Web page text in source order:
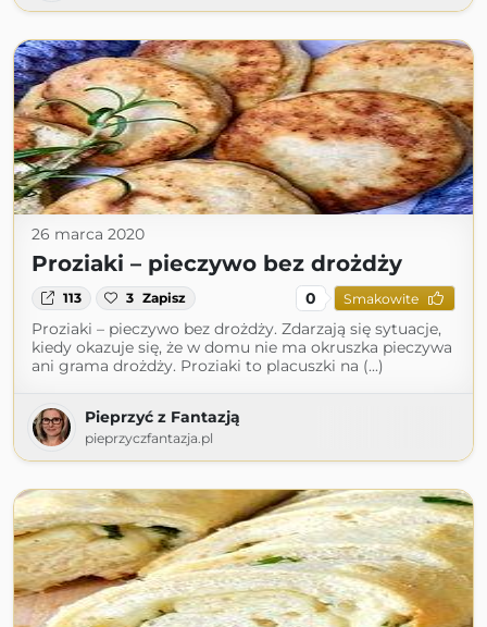
26 marca 2020
Proziaki – pieczywo bez drożdży
113 3 Zapisz 0 Smakowite
Proziaki – pieczywo bez drożdży. Zdarzają się sytuacje,
kiedy okazuje się, że w domu nie ma okruszka pieczywa
ani grama drożdży. Proziaki to placuszki na (...)
Pieprzyć z Fantazją
pieprzyczfantazja.pl